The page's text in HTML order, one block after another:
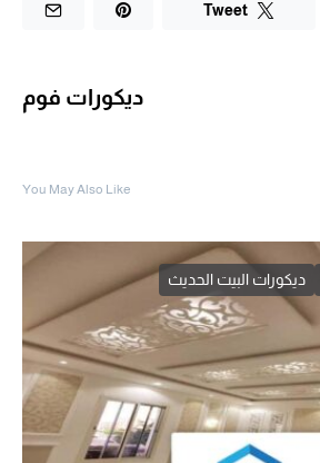
Tweet
ديكورات فوم
You May Also Like
ديكورات البيت الحديث